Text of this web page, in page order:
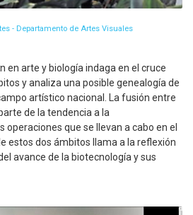
- Departamento de Artes Visuales
en arte y biología indaga en el cruce
y analiza una posible genealogía de
artístico nacional. La fusión entre
de la tendencia a la
operaciones que se llevan a cabo en el
estos dos ámbitos llama a la reflexión
avance de la biotecnología y sus